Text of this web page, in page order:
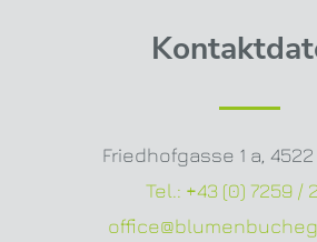
Friedhofgasse 1 a,
Tel.: +43 (0) 7259 /